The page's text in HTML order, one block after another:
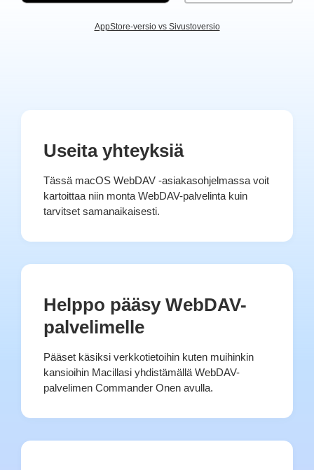
AppStore-versio vs Sivustoversio
Useita yhteyksiä
Tässä macOS WebDAV -asiakasohjelmassa voit
kartoittaa niin monta WebDAV-palvelinta kuin
tarvitset samanaikaisesti.
Helppo pääsy WebDAV-
palvelimelle
Pääset käsiksi verkkotietoihin kuten muihinkin
kansioihin Macillasi yhdistämällä WebDAV-
palvelimen Commander Onen avulla.